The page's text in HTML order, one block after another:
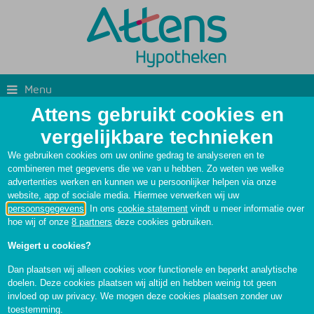
Menu
Uw mogelijkheden Onregelmatigheidstoeslag
Onregelmatigheidstoeslag
Attens gebruikt cookies en
vergelijkbare technieken
We gebruiken cookies om uw online gedrag te analyseren en te
combineren met gegevens die we van u hebben. Zo weten we welke
advertenties werken en kunnen we u persoonlijker helpen via onze
website, app of sociale media. Hiermee verwerken wij uw
persoonsgegevens . In onscookie statement vindt u meer informatie over
hoe wij of onze8 partners deze cookies gebruiken.
Weigert u cookies?
Dan plaatsen wij alleen cookies voor functionele en beperkt analytische
doelen. Deze cookies plaatsen wij altijd en hebben weinig tot geen
invloed op uw privacy. We mogen deze cookies plaatsen zonder uw
toestemming.